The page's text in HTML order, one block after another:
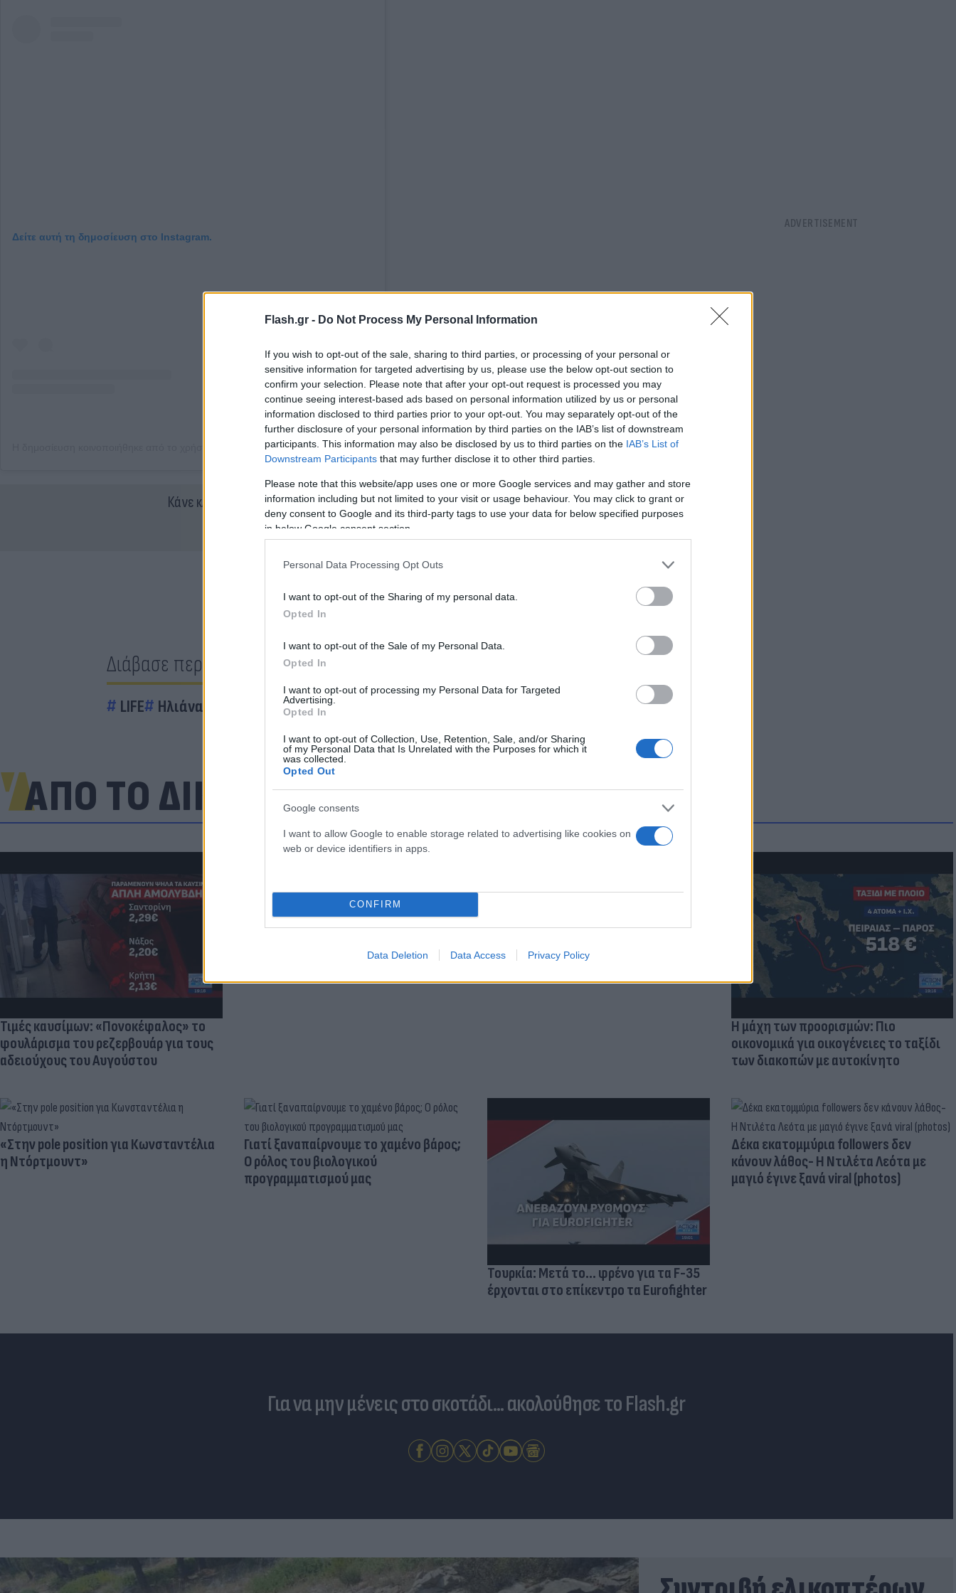
Flash.gr - Do Not Process My Personal Information
If you wish to opt-out of the sale, sharing to third parties, or processing of your personal or
sensitive information for targeted advertising by us, please use the below opt-out section to
confirm your selection. Please note that after your opt-out request is processed you may
continue seeing interest-based ads based on personal information utilized by us or personal
information disclosed to third parties prior to your opt-out. You may separately opt-out of the
further disclosure of your personal information by third parties on the IAB’s list of downstream
participants. This information may also be disclosed by us to third parties on the IAB’s List of
Downstream Participants that may further disclose it to other third parties.
Please note that this website/app uses one or more Google services and may gather and store
information including but not limited to your visit or usage behaviour. You may click to grant or
deny consent to Google and its third-party tags to use your data for below specified purposes
in below Google consent section.
Personal Data Processing Opt Outs
I want to opt-out of the Sharing of my personal data.
Opted In
I want to opt-out of the Sale of my Personal Data.
Opted In
I want to opt-out of processing my Personal Data for Targeted
Advertising.
Opted In
I want to opt-out of Collection, Use, Retention, Sale, and/or Sharing
of my Personal Data that Is Unrelated with the Purposes for which it
was collected.
Opted Out
Google consents
I want to allow Google to enable storage related to advertising like cookies on
web or device identifiers in apps.
CONFIRM
Data Deletion Data Access Privacy Policy
Δείτε αυτή τη δημοσίευση στο Instagram.
Η δημοσίευση κοινοποιήθηκε από το χρήστη ILIANA PAPAGEORGIOU (@ilianapapageorgiou)
Κάνε κλικ και δες περισσότεροFlash.grστην αναζήτηση τηςGoogle
Διάβασε περισσότερα
LIFE Ηλιάνα Παπαγεωργίου Snik
ΑΠΟ ΤΟ ΔΙΚΤΥΟ
Τιμές καυσίμων: «Πονοκέφαλος» το
φουλάρισμα του ρεζερβουάρ για τους
αδειούχους του Αυγούστου
Πανζουρλισμός στην παρουσίαση του
της Τραμπζονσπόρ (video)
Skin dysmorphia: Όταν η εμμονή με το
ψυχικής υγείας
Η μάχη των προορισμών: Πιο
οικονομικά για οικογένειες το ταξίδι
των διακοπών με αυτοκίνητο
«Στην pole position για Κωνσταντέλια
η Ντόρτμουντ»
Γιατί ξαναπαίρνουμε το χαμένο βάρος;
Ο ρόλος του βιολογικού
προγραμματισμού μας
Τουρκία: Μετά το... φρένο για τα F-35
έρχονται στο επίκεντρο τα Eurofighter
Δέκα εκατομμύρια followers δεν
κάνουν λάθος- Η Ντιλέτα Λεότα με
μαγιό έγινε ξανά viral (photos)
Για να μην μένεις στο σκοτάδι... ακολούθησε το Flash.gr